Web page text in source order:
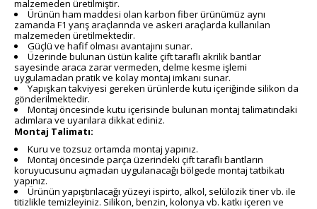
malzemeden üretilmiştir.
Ürünün ham maddesi olan karbon fiber ürünümüz aynı
zamanda F1 yarış araçlarında ve askeri araçlarda kullanılan
malzemeden üretilmektedir.
Güçlü ve hafif olması avantajını sunar.
Üzerinde bulunan üstün kalite çift taraflı akrilik bantlar
sayesinde araca zarar vermeden, delme kesme işlemi
uygulamadan pratik ve kolay montaj imkanı sunar.
Yapışkan takviyesi gereken ürünlerde kutu içeriğinde silikon da
gönderilmektedir.
Montaj öncesinde kutu içerisinde bulunan montaj talimatındaki
adımlara ve uyarılara dikkat ediniz.
Montaj Talimatı:
Kuru ve tozsuz ortamda montaj yapınız.
Montaj öncesinde parça üzerindeki çift taraflı bantların
koruyucusunu açmadan uygulanacağı bölgede montaj tatbikatı
yapınız.
Ürünün yapıştırılacağı yüzeyi ispirto, alkol, selülozik tiner vb. ile
titizlikle temizleyiniz. Silikon, benzin, kolonya vb. katkı içeren ve